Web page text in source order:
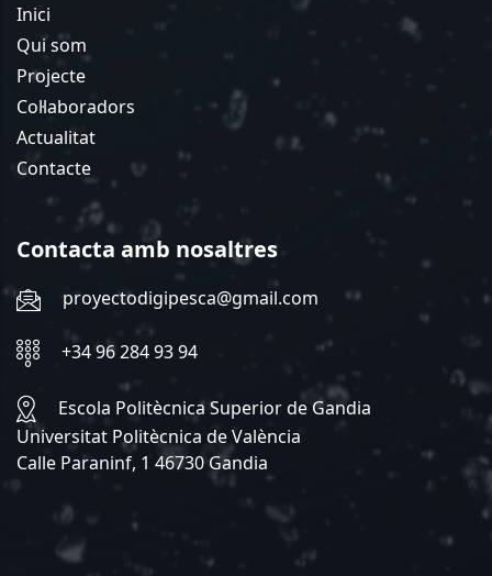
Inici
Qui som
Projecte
Col·laboradors
Actualitat
Contacte
Contacta amb nosaltres
proyectodigipesca@gmail.com
+34 96 284 93 94
Escola Politècnica Superior de Gandia
Universitat Politècnica de València
Calle Paraninf, 1 46730 Gandia